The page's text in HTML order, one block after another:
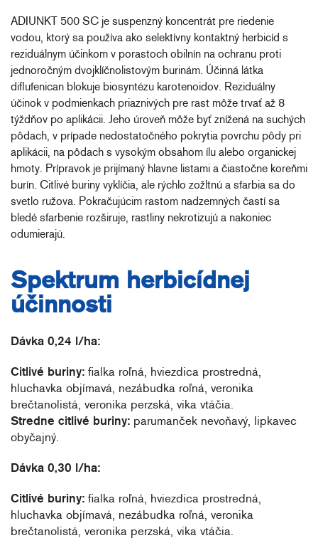
ADIUNKT 500 SC je suspenzný koncentrát pre riedenie
vodou, ktorý sa používa ako selektívny kontaktný herbicíd s
reziduálnym účinkom v porastoch obilnín na ochranu proti
jednoročným dvojklíčnolistovým burinám. Účinná látka
diflufenican blokuje biosyntézu karotenoidov. Reziduálny
účinok v podmienkach priaznivých pre rast môže trvať až 8
týždňov po aplikácii. Jeho úroveň môže byť znížená na suchých
pôdach, v prípade nedostatočného pokrytia povrchu pôdy pri
aplikácii, na pôdach s vysokým obsahom ílu alebo organickej
hmoty. Prípravok je prijímaný hlavne listami a čiastočne koreňmi
burín. Citlivé buriny vyklíčia, ale rýchlo zožltnú a sfarbia sa do
svetlo ružova. Pokračujúcim rastom nadzemných častí sa
bledé sfarbenie rozširuje, rastliny nekrotizujú a nakoniec
odumierajú.
Spektrum herbicídnej
účinnosti
Dávka 0,24 l/ha:
Citlivé buriny: fialka roľná, hviezdica prostredná,
hluchavka objímavá, nezábudka roľná, veronika
brečtanolistá, veronika perzská, vika vtáčia.
Stredne citlivé buriny: parumanček nevoňavý, lipkavec
obyčajný.
Dávka 0,30 l/ha:
Citlivé buriny: fialka roľná, hviezdica prostredná,
hluchavka objímavá, nezábudka roľná, veronika
brečtanolistá, veronika perzská, vika vtáčia.